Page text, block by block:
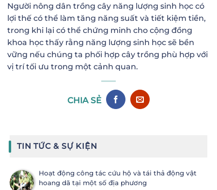
Người nông dân trồng cây năng lượng sinh học có
lợi thế có thể làm tăng năng suất và tiết kiệm tiền,
trong khi lại có thể chứng minh cho cộng đồng
khoa học thấy rằng năng lượng sinh học sẽ bền
vững nếu chúng ta phối hợp cây trồng phù hợp với
vị trí tối ưu trong một cảnh quan.
CHIA SẺ
TIN TỨC & SỰ KIỆN
Hoạt động công tác cứu hộ và tái thả động vật
hoang dã tại một số địa phương